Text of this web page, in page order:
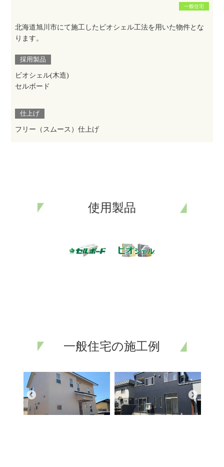
一般住宅
北海道旭川市にて施工したビオシェル工法を用いた物件とな
ります。
採用製品
ビオシェル(木造)
セルボード
仕上げ
フリー（スムース）仕上げ
使用製品
一般住宅の施工例